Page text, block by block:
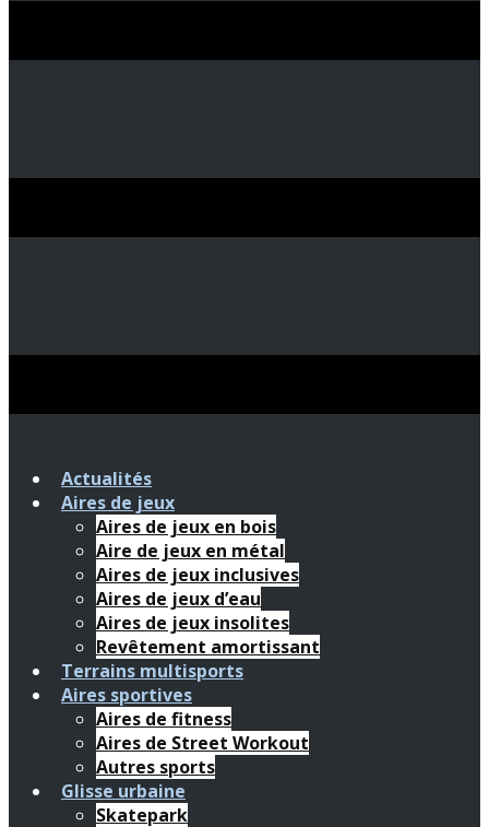
Actualités
Aires de jeux
Aires de jeux en bois
Aire de jeux en métal
Aires de jeux inclusives
Aires de jeux d’eau
Aires de jeux insolites
Revêtement amortissant
Terrains multisports
Aires sportives
Aires de fitness
Aires de Street Workout
Autres sports
Glisse urbaine
Skatepark